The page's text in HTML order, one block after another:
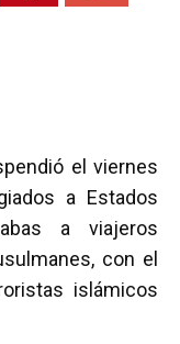
el viernes
a Estados
a viajeros
con el
islámicos